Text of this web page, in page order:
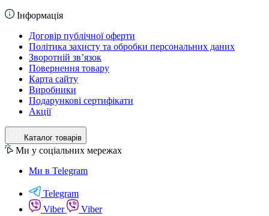
Інформація
Договір публічної оферти
Політика захисту та обробки персональних даних
Зворотній зв’язок
Повернення товару
Карта сайту
Виробники
Подарункові сертифікати
Акції
Каталог товарів
Ми у соціальних мережах
Ми в Telegram
Telegram
Viber
Viber